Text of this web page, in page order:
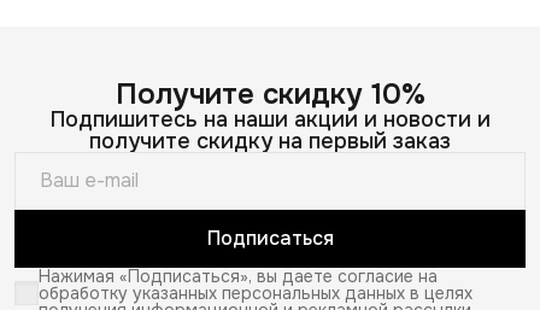
Получите скидку 10%
Подпишитесь на наши акции и новости и
получите скидку на первый заказ
Подписаться
Нажимая «Подписаться», вы даете согласие на
обработку указанных персональных данных в целях